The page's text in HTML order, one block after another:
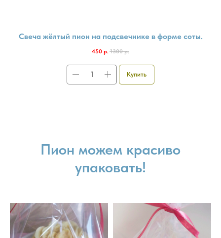
Свеча жёлтый пион на подсвечнике в форме соты.
450 р. 1300 р.
Купить
Пион можем красиво
упаковать!